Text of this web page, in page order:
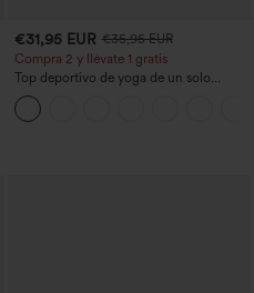
€31,95 EUR €35,95 EUR
Compra 2 y llévate 1 gratis
Top deportivo de yoga de un solo
hombro, manga larga con agujero para
el pulgar, dobladillo curvo estilo high-
low (frente más corto, espalda más